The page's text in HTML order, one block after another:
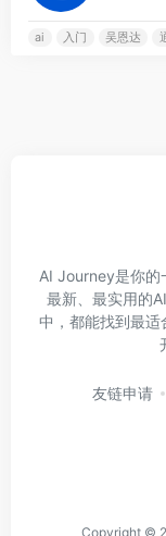
ai 入门 吴恩达
AI Journey是你的
最新、最实用的
中，都能找到最适
友链申请
Copyright ©